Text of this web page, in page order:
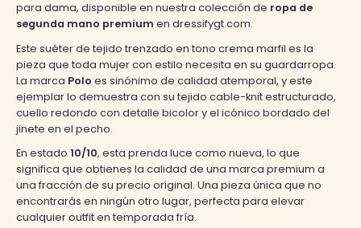
para dama, disponible en nuestra colección de ropa de
segunda mano premium en dressifygt.com.
Este suéter de tejido trenzado en tono crema marfil es la
pieza que toda mujer con estilo necesita en su guardarropa.
La marca Polo es sinónimo de calidad atemporal, y este
ejemplar lo demuestra con su tejido cable-knit estructurado,
cuello redondo con detalle bicolor y el icónico bordado del
jinete en el pecho.
En estado 10/10, esta prenda luce como nueva, lo que
significa que obtienes la calidad de una marca premium a
una fracción de su precio original. Una pieza única que no
encontrarás en ningún otro lugar, perfecta para elevar
cualquier outfit en temporada fría.